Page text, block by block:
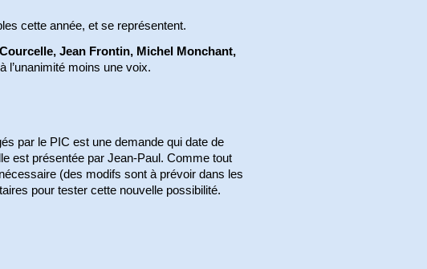
cette année, et se représentent.
Jean Frontin, Michel Monchant,
l’unanimité moins une voix.
par le PIC est une demande qui date de
est présentée par Jean-Paul. Comme tout
(des modifs sont à prévoir dans les
pour tester cette nouvelle possibilité.